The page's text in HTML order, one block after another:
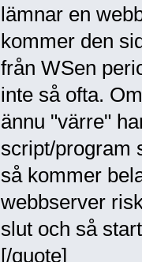
lämnar en
kommer den
från WSen
inte så ofta.
ännu "värre"
script/program
så kommer
webbserver
slut och så
[/quote]